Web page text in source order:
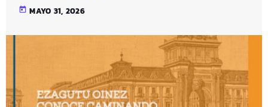
today MAYO 31, 2026